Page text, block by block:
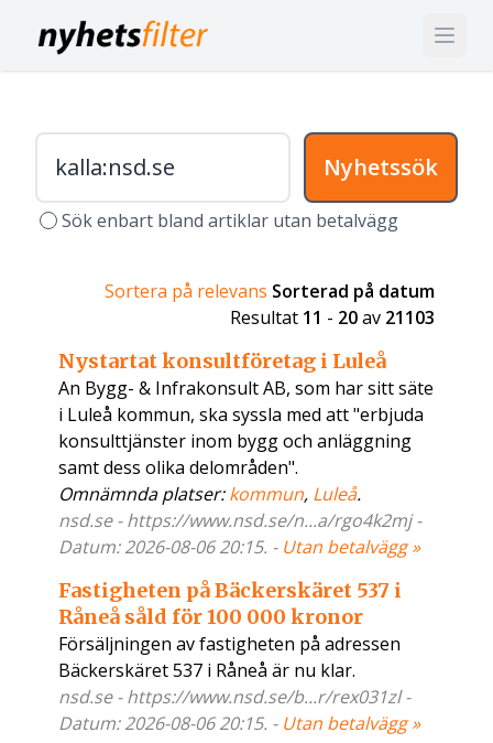
Nyhetssök
Sök enbart bland artiklar utan betalvägg
Sortera på relevans Sorterad på datum
Resultat 11 - 20av 21103
Nystartat konsultföretag i Luleå
An Bygg- & Infrakonsult AB, som har sitt säte
i Luleå kommun, ska syssla med att "erbjuda
konsulttjänster inom bygg och anläggning
samt dess olika delområden".
Omnämnda platser:kommun, Luleå.
nsd.se - https://www.nsd.se/n...a/rgo4k2mj -
Datum: 2026-08-06 20:15. - Utan betalvägg »
Fastigheten på Bäckerskäret 537 i
Råneå såld för 100 000 kronor
Försäljningen av fastigheten på adressen
Bäckerskäret 537 i Råneå är nu klar.
nsd.se - https://www.nsd.se/b...r/rex031zl -
Datum: 2026-08-06 20:15. - Utan betalvägg »